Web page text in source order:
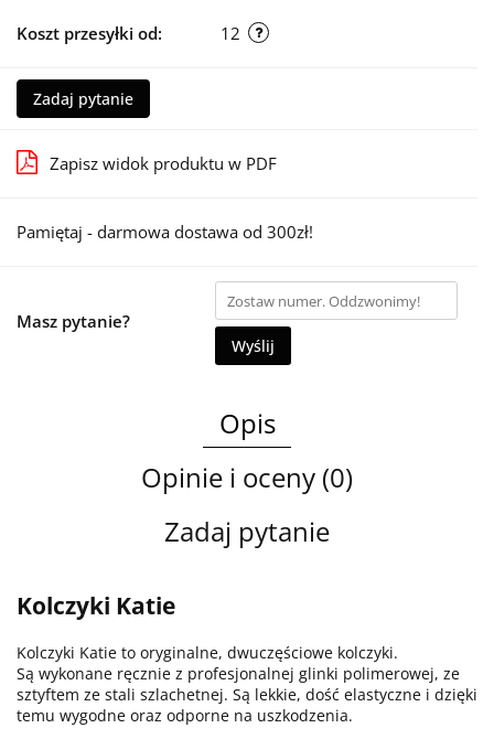
Koszt przesyłki od: 12
Zadaj pytanie
Zapisz widok produktu w PDF
Pamiętaj - darmowa dostawa od 300zł!
Masz pytanie?
Wyślij
Opis
Opinie i oceny (0)
Zadaj pytanie
Kolczyki Katie
Kolczyki Katie to oryginalne, dwuczęściowe kolczyki.
Są wykonane ręcznie z profesjonalnej glinki polimerowej, ze
sztyftem ze stali szlachetnej. Są lekkie, dość elastyczne i dzięki
temu wygodne oraz odporne na uszkodzenia.